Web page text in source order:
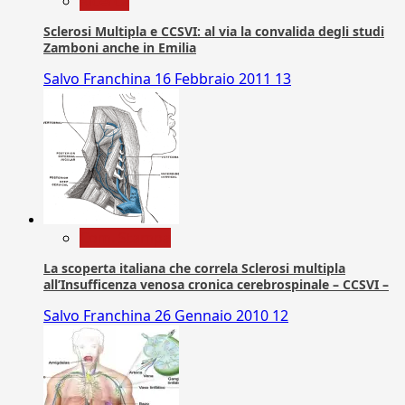
Sclerosi Multipla e CCSVI: al via la convalida degli studi
Zamboni anche in Emilia
Salvo Franchina 16 Febbraio 2011 13
La scoperta italiana che correla Sclerosi multipla
all’Insufficenza venosa cronica cerebrospinale – CCSVI –
Salvo Franchina 26 Gennaio 2010 12